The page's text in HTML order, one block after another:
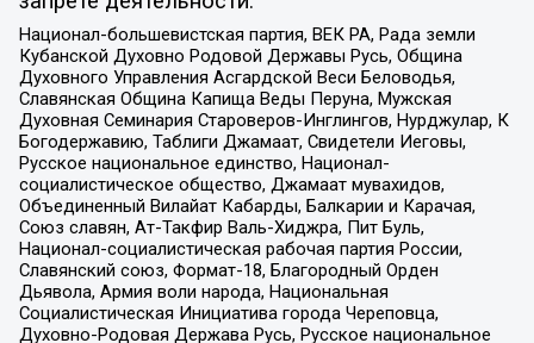
Национал-большевистская партия, ВЕК РА, Рада земли
Кубанской Духовно Родовой Державы Русь, Община
Духовного Управления Асгардской Веси Беловодья,
Славянская Община Капища Веды Перуна, Мужская
Духовная Семинария Староверов-Инглингов, Нурджулар, К
Богодержавию, Таблиги Джамаат, Свидетели Иеговы,
Русское национальное единство, Национал-
социалистическое общество, Джамаат мувахидов,
Объединенный Вилайат Кабарды, Балкарии и Карачая,
Союз славян, Ат-Такфир Валь-Хиджра, Пит Буль,
Национал-социалистическая рабочая партия России,
Славянский союз, Формат-18, Благородный Орден
Дьявола, Армия воли народа, Национальная
Социалистическая Инициатива города Череповца,
Духовно-Родовая Держава Русь, Русское национальное